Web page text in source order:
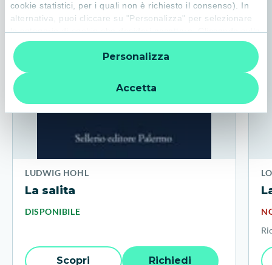
cookie statistici, per i quali non è richiesto il consenso). In
alternativa, puoi cliccare su "Personalizza" per selezionare
le categorie di cookie che desideri accettare. Cliccando sulla
“X” le impostazioni predefinite vengono lasciate invariate e
quindi la navigazione può continuare senza cookie o altri
strumenti di tracciamento diversi da quelli tecnici. Per
ulteriori informazioni:
informativa privacy
Accetta
Personalizza
LUDWIG HOHL
La salita
DISPONIBILE
Scopri Richiedi